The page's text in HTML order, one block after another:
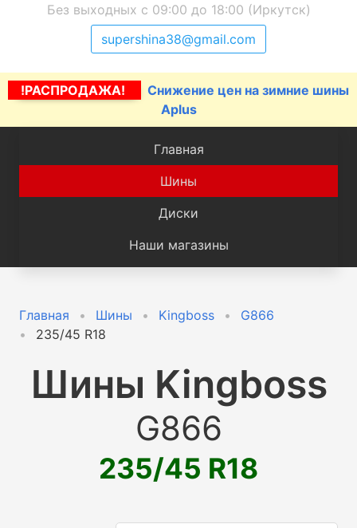
Без выходных с 09:00 до 18:00 (Иркутск)
supershina38@gmail.com
!РАСПРОДАЖА!
Снижение цен на зимние шины
Aplus
Главная
Шины
Диски
Наши магазины
Главная Шины Kingboss
G866
235/45 R18
Шины Kingboss
G866
235/45 R18